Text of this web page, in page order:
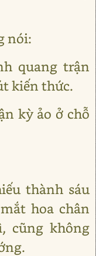
nói:
quang trận
kiến thức.
kỳ ảo ở chỗ
thành sáu
hoa chân
cũng không